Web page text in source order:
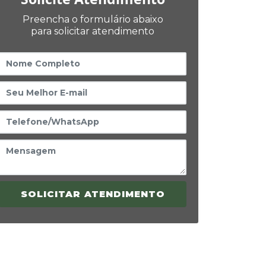
Preencha o formulário abaixo
para solicitar atendimento
SOLICITAR ATENDIMENTO